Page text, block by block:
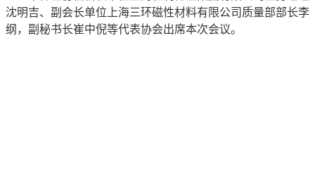
沈明吉、副会长单位上海三环磁性材料有限公司质量部部长李
纲，副秘书长崔中倪等代表协会出席本次会议。